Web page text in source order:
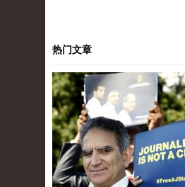
热门文章